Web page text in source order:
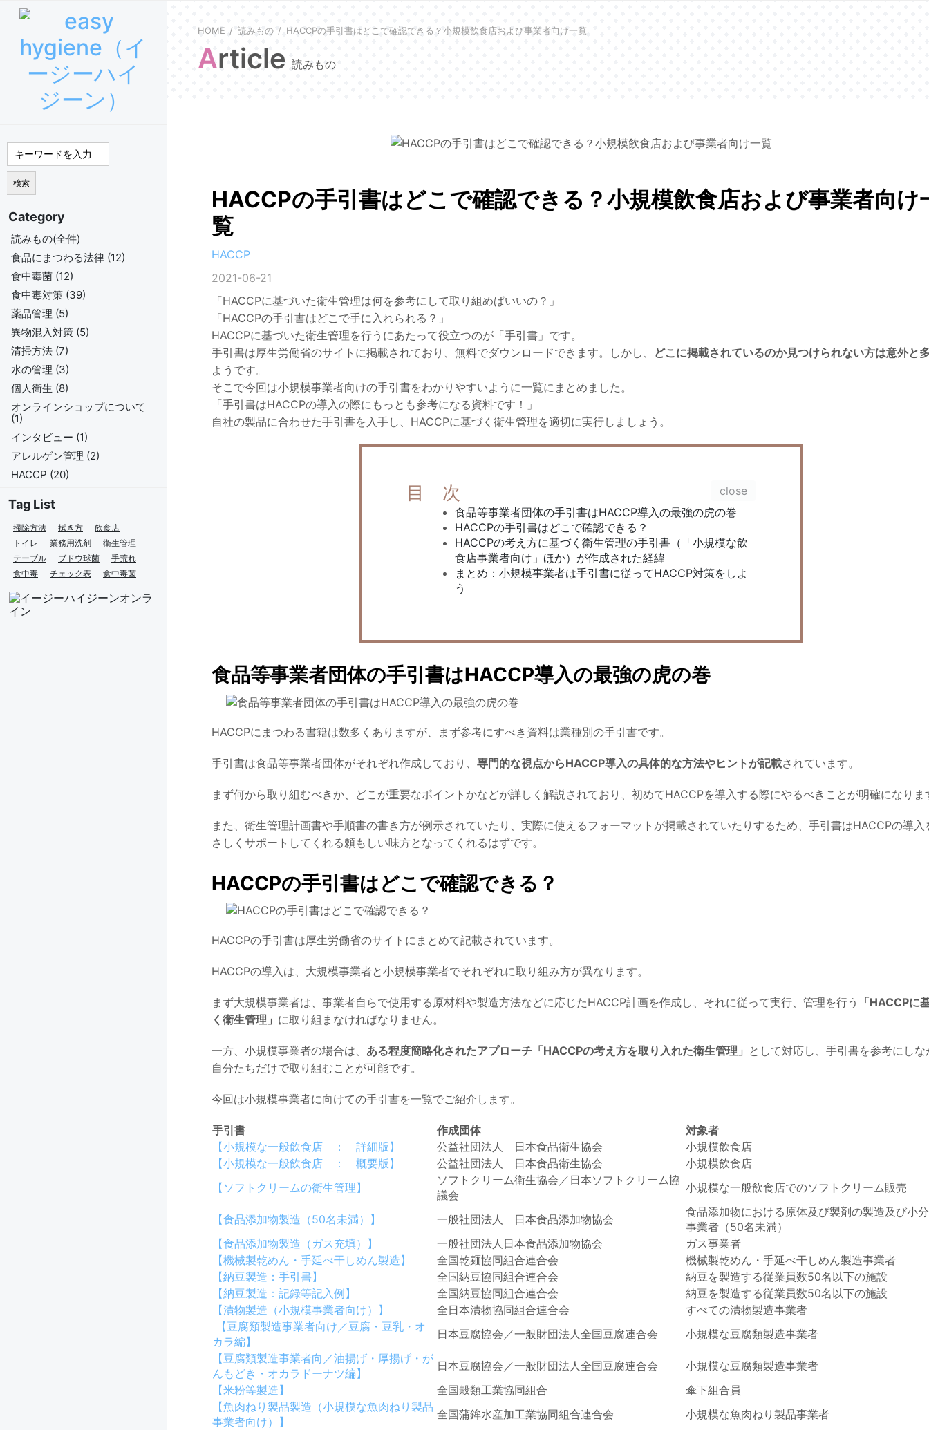
Category
読みもの(全件)
食品にまつわる法律 (12)
食中毒菌 (12)
食中毒対策 (39)
薬品管理 (5)
異物混入対策 (5)
清掃方法 (7)
水の管理 (3)
個人衛生 (8)
オンラインショップについて
(1)
インタビュー (1)
アレルゲン管理 (2)
HACCP (20)
Tag List
掃除方法 拭き方
飲食店
トイレ
業務用洗剤
衛生管理
テーブル
ブドウ球菌
手荒れ
食中毒
チェック表 食中毒菌
HOME 読みもの HACCPの手引書はどこで確認できる？小規模飲食店および事業者向け一覧
Article 読みもの
HACCPの手引書はどこで確認できる？小規模飲食店および事業者向け
覧
HACCP
2021-06-21
「HACCPに基づいた衛生管理は何を参考にして取り組めばいいの？」
「HACCPの手引書はどこで手に入れられる？」
HACCPに基づいた衛生管理を行うにあたって役立つのが「手引書」です。
手引書は厚生労働省のサイトに掲載されており、無料でダウンロードできます。しかし、 どこに掲載されているのか見つけられない方は意外と
ようです。
そこで今回は小規模事業者向けの手引書をわかりやすいように一覧にまとめました。
「手引書はHACCPの導入の際にもっとも参考になる資料です！」
自社の製品に合わせた手引書を入手し、HACCPに基づく衛生管理を適切に実行しましょう。
目 次
食品等事業者団体の手引書はHACCP導入の最強の虎の巻
HACCPの手引書はどこで確認できる？
HACCPの考え方に基づく衛生管理の手引書（「小規模な飲
食店事業者向け」ほか）が作成された経緯
まとめ：小規模事業者は手引書に従ってHACCP対策をしよ
う
食品等事業者団体の手引書はHACCP導入の最強の虎の巻
HACCPにまつわる書籍は数多くありますが、まず参考にすべき資料は業種別の手引書です。
手引書は食品等事業者団体がそれぞれ作成しており、 専門的な視点からHACCP導入の具体的な方法やヒントが記載されています。
まず何から取り組むべきか、どこが重要なポイントかなどが詳しく解説されており、初めてHACCPを導入する際にやるべきことが明確になりま
また、衛生管理計画書や手順書の書き方が例示されていたり、実際に使えるフォーマットが掲載されていたりするため、手引書はHACCPの導入
さしくサポートしてくれる頼もしい味方となってくれるはずです。
HACCPの手引書はどこで確認できる？
HACCPの手引書は厚生労働省のサイトにまとめて記載されています。
HACCPの導入は、大規模事業者と小規模事業者でそれぞれに取り組み方が異なります。
まず大規模事業者は、事業者自らで使用する原材料や製造方法などに応じたHACCP計画を作成し、それに従って実行、管理を行う
「HACCPに
く衛生管理」 に取り組まなければなりません。
一方、小規模事業者の場合は、 ある程度簡略化されたアプローチ「HACCPの考え方を取り入れた衛生管理」 として対応し、手引書を参考にしな
自分たちだけで取り組むことが可能です。
今回は小規模事業者に向けての手引書を一覧でご紹介します。
手引書 作成団体
対象者
【小規模な一般飲食店 ： 詳細版】
公益社団法人 日本食品衛生協会
小規模飲食店
【小規模な一般飲食店 ： 概要版】
公益社団法人 日本食品衛生協会
小規模飲食店
【ソフトクリームの衛生管理】
ソフトクリーム衛生協会／日本ソフトクリーム協
議会
小規模な一般飲食店でのソフトクリーム販売
【食品添加物製造（50名未満）】 一般社団法人 日本食品添加物協会
食品添加物における原体及び製剤の製造及び小
事業者（50名未満）
【食品添加物製造（ガス充填）】
一般社団法人日本食品添加物協会
ガス事業者
【機械製乾めん・手延べ干しめん製造】
全国乾麺協同組合連合会
機械製乾めん・手延べ干しめん製造事業者
【納豆製造：手引書】
全国納豆協同組合連合会
納豆を製造する従業員数50名以下の施設
【納豆製造：記録等記入例】
全国納豆協同組合連合会
納豆を製造する従業員数50名以下の施設
【漬物製造（小規模事業者向け）】
全日本漬物協同組合連合会
すべての漬物製造事業者
【豆腐類製造事業者向け／豆腐・豆乳・オ
カラ編】
日本豆腐協会／一般財団法人全国豆腐連合会
小規模な豆腐類製造事業者
【豆腐類製造事業者向／油揚げ・厚揚げ・が
んもどき・オカラドーナツ編】
日本豆腐協会／一般財団法人全国豆腐連合会
小規模な豆腐類製造事業者
【米粉等製造】
全国穀類工業協同組合
傘下組合員
【魚肉ねり製品製造（小規模な魚肉ねり製品
事業者向け）】
全国蒲鉾水産加工業協同組合連合会
小規模な魚肉ねり製品事業者